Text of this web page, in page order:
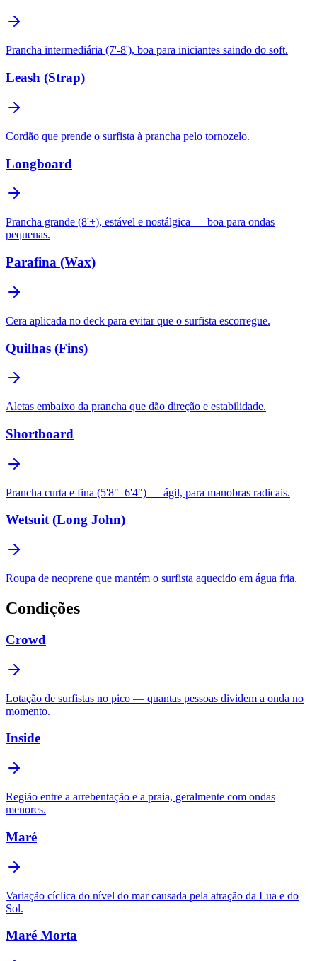
Prancha intermediária (7'-8'), boa para iniciantes saindo do soft.
Leash (Strap)
Cordão que prende o surfista à prancha pelo tornozelo.
Longboard
Prancha grande (8'+), estável e nostálgica — boa para ondas
pequenas.
Parafina (Wax)
Cera aplicada no deck para evitar que o surfista escorregue.
Quilhas (Fins)
Aletas embaixo da prancha que dão direção e estabilidade.
Shortboard
Prancha curta e fina (5'8"–6'4") — ágil, para manobras radicais.
Wetsuit (Long John)
Roupa de neoprene que mantém o surfista aquecido em água fria.
Condições
Crowd
Lotação de surfistas no pico — quantas pessoas dividem a onda no
momento.
Inside
Região entre a arrebentação e a praia, geralmente com ondas
menores.
Maré
Variação cíclica do nível do mar causada pela atração da Lua e do
Sol.
Maré Morta